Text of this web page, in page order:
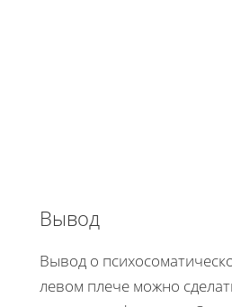
Вывод
Вывод о
левом плече можно